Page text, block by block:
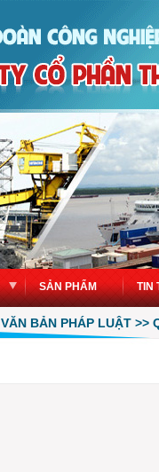
SẢN PHẨM TIN
VĂN BẢN PHÁP LUẬT >>